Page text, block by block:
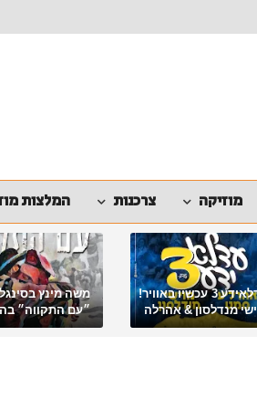
מוזיקה צרכנות המלצות
עדלאידע 3 עכשיו באוויר!
מנדלסון & אהרלה
באלבום פורימי
משה מינץ
״עם התקווה״
ארגון "ביחד